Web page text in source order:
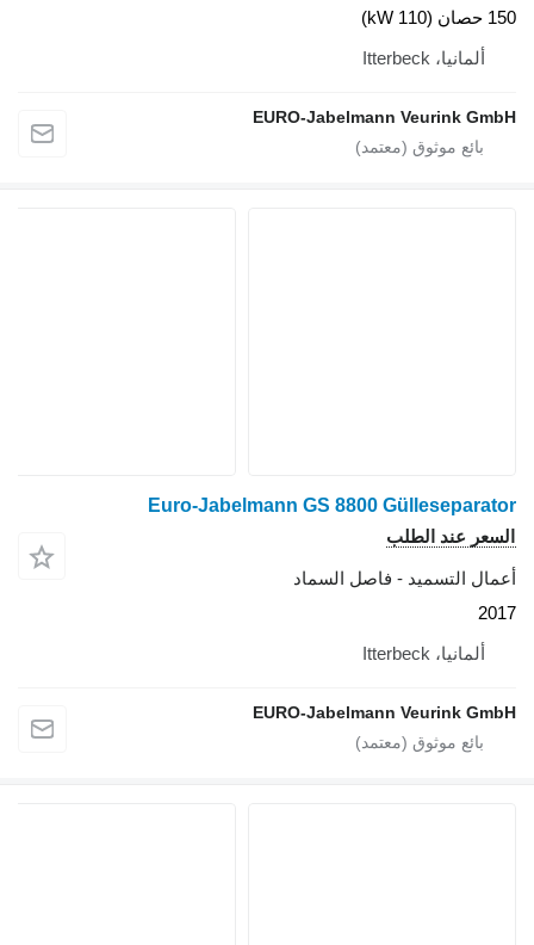
150 حصان (110 kW)
ألمانيا، Itterbeck
EURO-Jabelmann Veurink GmbH
Euro-Jabelmann GS 8800 Gülleseparator
السعر عند الطلب
أعمال التسميد - فاصل السماد
2017
ألمانيا، Itterbeck
EURO-Jabelmann Veurink GmbH